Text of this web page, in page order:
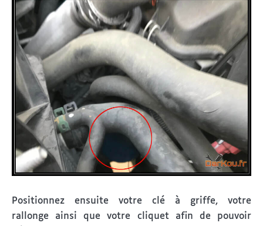
Positionnez ensuite votre clé à griffe, votre
rallonge ainsi que votre cliquet afin de pouvoir